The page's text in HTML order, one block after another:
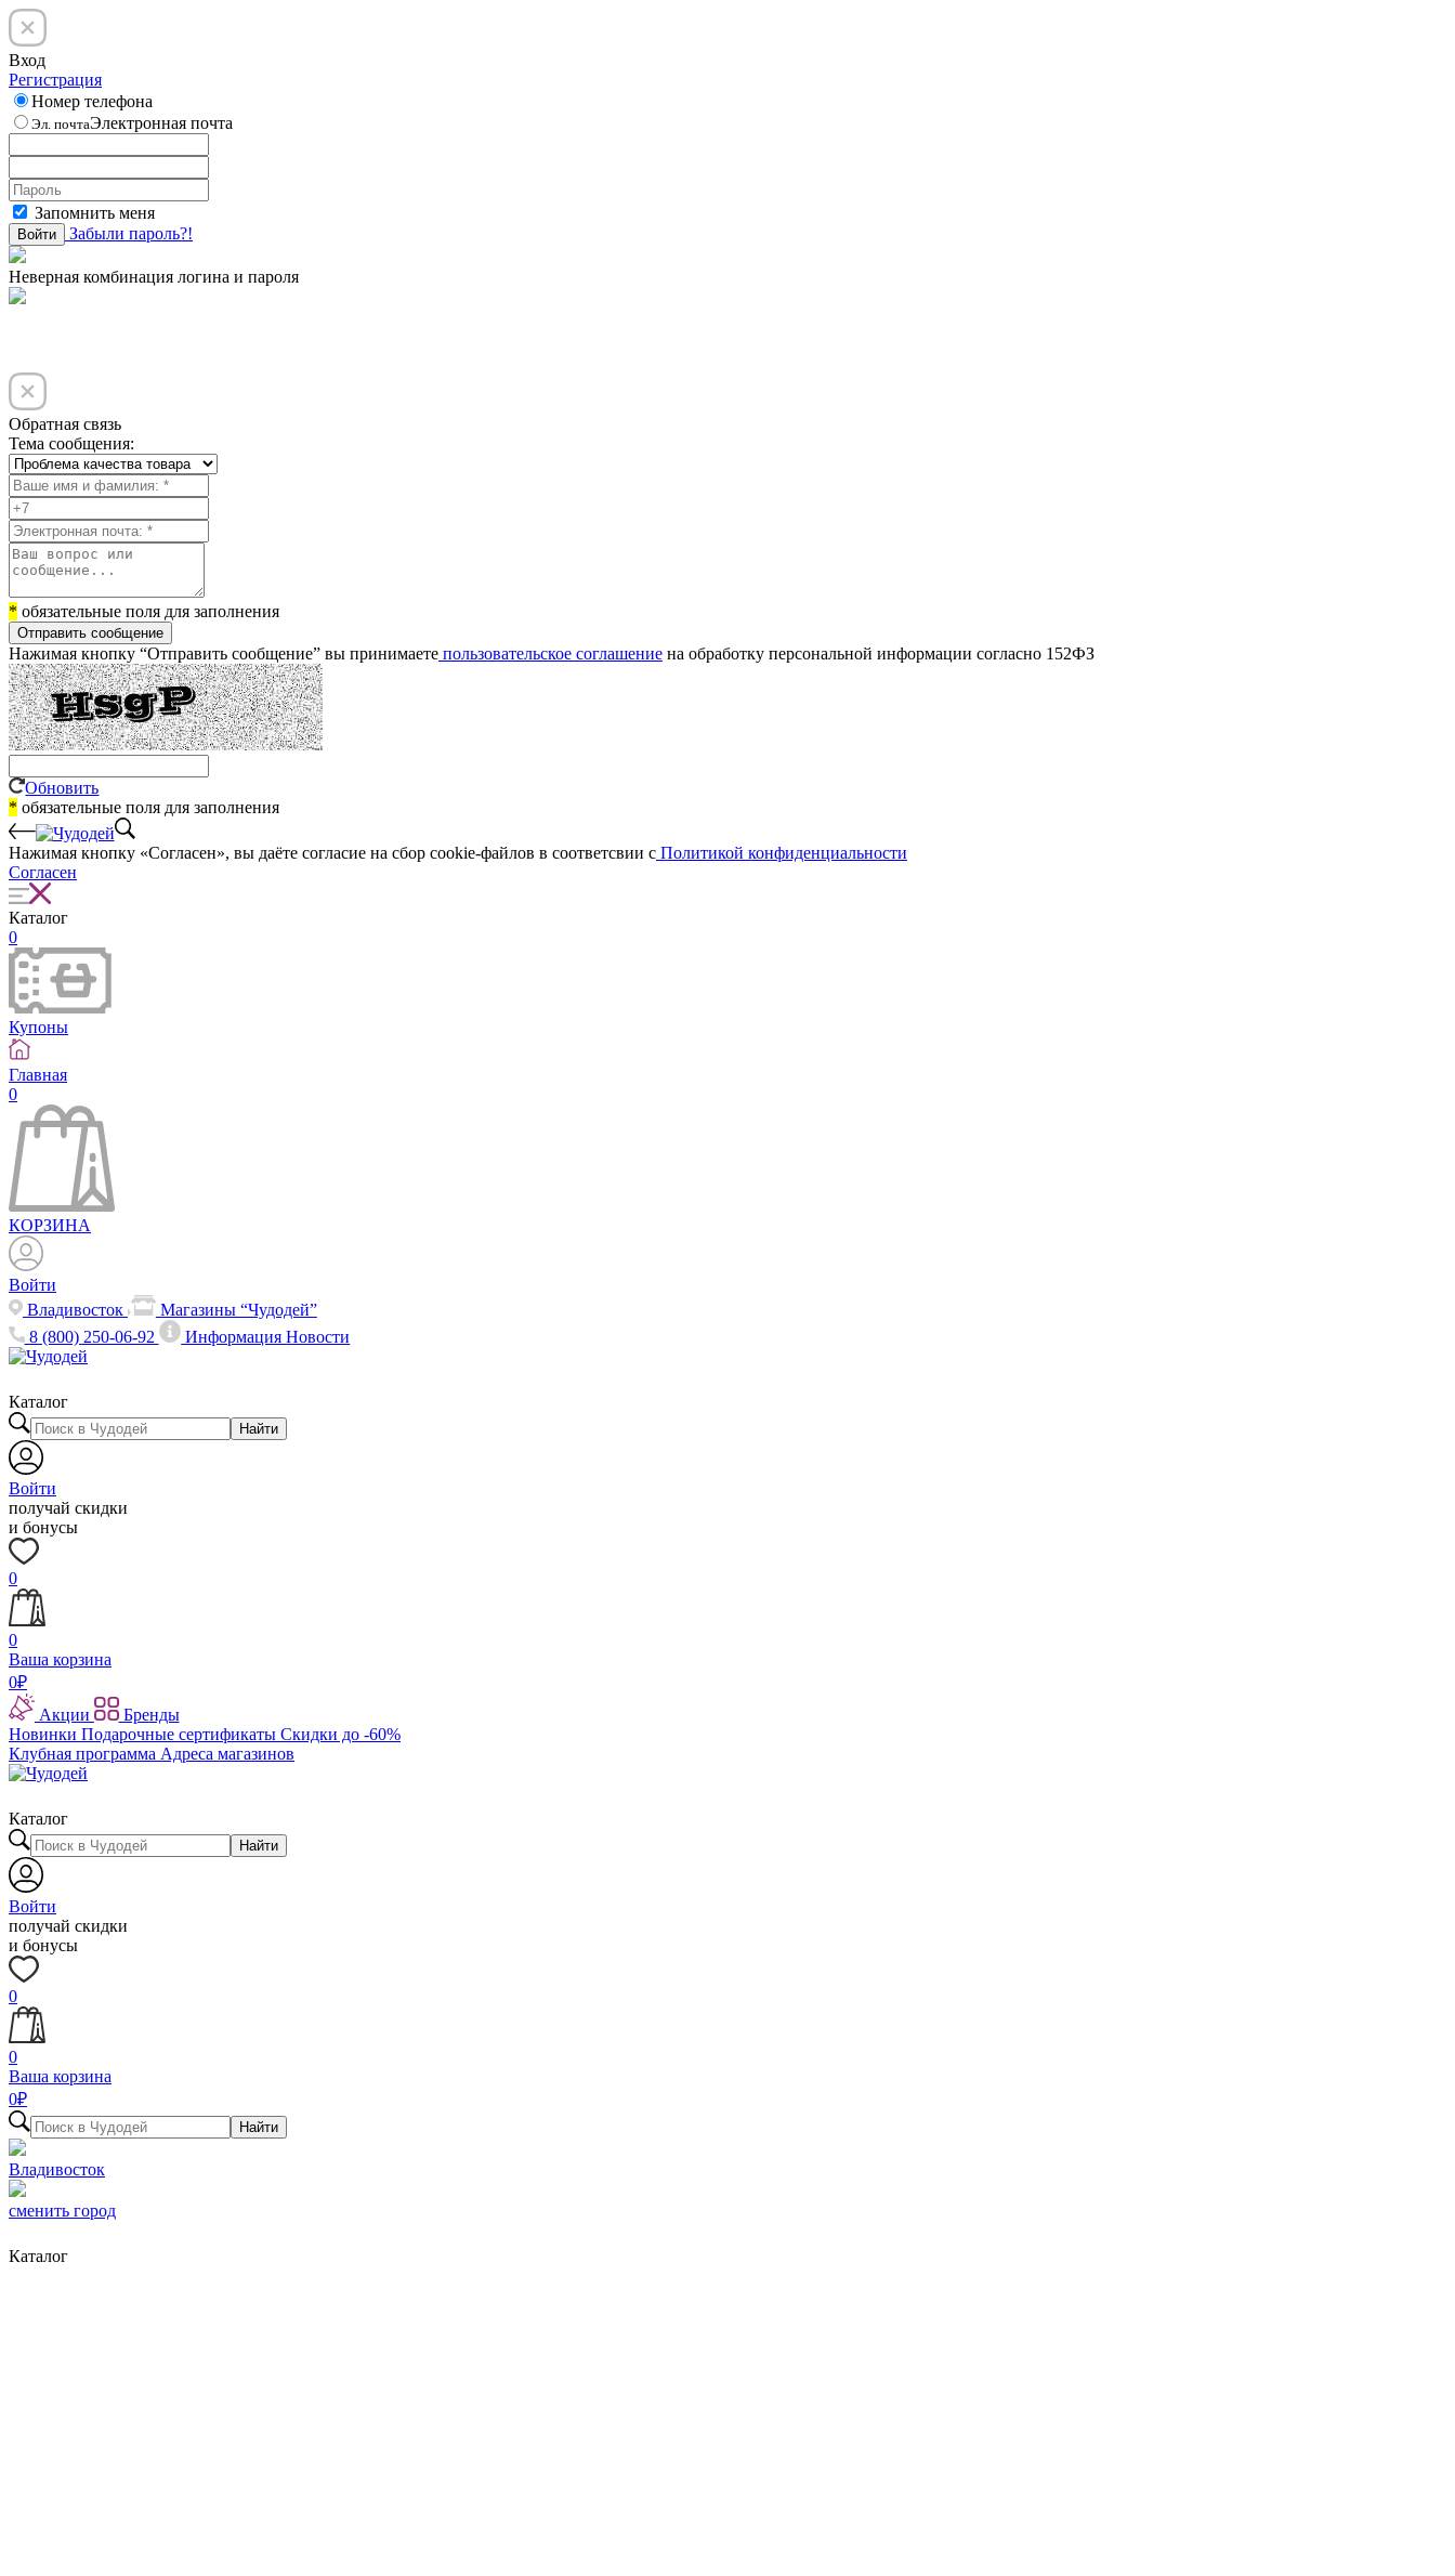
Вход
Регистрация
Номер телефона
Эл. почтаЭлектронная почта
Запомнить меня
Войти Забыли пароль?!
Неверная комбинация логина и пароля
Обратная связь
Тема сообщения:
* обязательные поля для заполнения
Отправить сообщение
Нажимая кнопку “Отправить сообщение” вы принимаете пользовательское соглашение на обработку персональной информации согласно 152ФЗ
Обновить
* обязательные поля для заполнения
Нажимая кнопку «Согласен», вы даёте cогласие на сбор cookie-файлов в соответсвии с Политикой конфиденциальности
Согласен
Каталог
0
Купоны
Главная
0
КОРЗИНА
Войти
Владивосток
Магазины “Чудодей”
8 (800) 250-06-92
ИнформацияНовости
Каталог
Найти
Войти
получай скидки
и бонусы
0
0
Ваша корзина
0₽
Акции
Бренды
Новинки Подарочные сертификаты Скидки до -60%
Клубная программа Адреса магазинов
Каталог
Найти
Войти
получай скидки
и бонусы
0
0
Ваша корзина
0₽
Найти
Владивосток
сменить город
Каталог